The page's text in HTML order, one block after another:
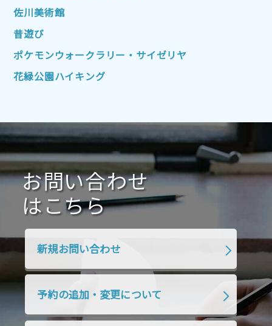
2022年7月
2022年4月
2022年1月 2021年12月 2021年11月
2021年10月 2021年9月
2021年1月 2020年12月 2020年11月
2020年10月 2020年9月 2020年8月
2020年7月 2020年6月 2020年5月
2020年4月 2020年3月 2020年2月
2019年10月 2019年9月
佐川美術館
昔遊び
ポケモンウォークラリー・サイゼリヤ
花緑公園ハイキング
お問い合わせ
はこちら
新規お問い合わせ
予約の追加・変更について